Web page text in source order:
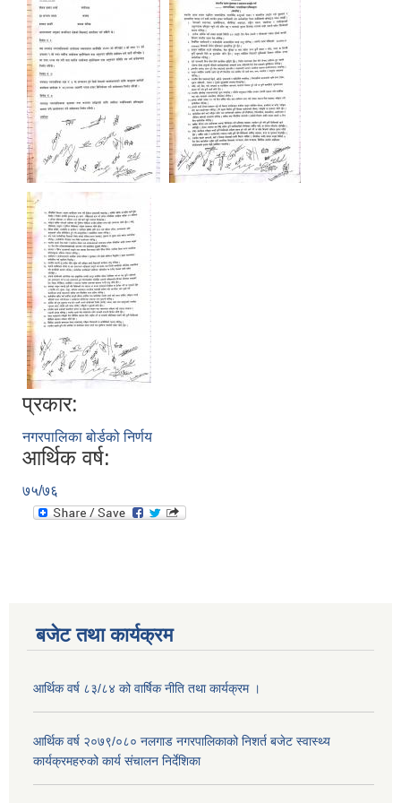
प्रकार:
नगरपालिका बोर्डको निर्णय
आर्थिक वर्ष:
७५/७६
बजेट तथा कार्यक्रम
आर्थिक वर्ष ८३/८४ को वार्षिक नीति तथा कार्यक्रम ।
आर्थिक वर्ष २०७९/०८० नलगाड नगरपालिकाको निशर्त बजेट स्वास्थ्य
कार्यक्रमहरुको कार्य संचालन निर्देशिका